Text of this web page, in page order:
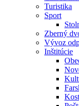
Turistika
Sport
Zberný
Vývoz
Inštitúcie